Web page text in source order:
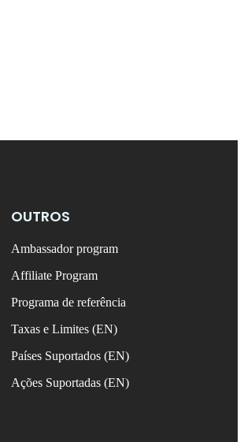
OUTROS
Ambassador program
Affiliate Program
Programa de referência
Taxas e Limites (EN)
Países Suportados (EN)
Ações Suportadas (EN)